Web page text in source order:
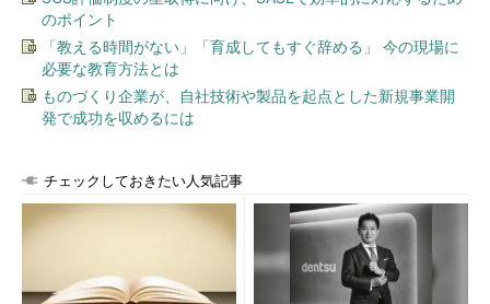
シアティブ 根岸征
史氏
から取り上げられるようになってきた「ネット
ワーク機器やセキュリティ機器の脆弱（ぜいじ
ゃく）性」の問題だ。
において「搭載ソフトウェアにバックドアが存
在する」という事実が発覚したことに触れ、
「機器のユーザーは根本対策を打ちようがない
にも関わらず、バックドアの存在を知っている人間がどこかにい
るという、何とも気持ち悪い状況だ」と現状を説明する。
のポイント
「教える時間がない」「育成してもすぐ辞める」 今の現場に
必要な教育方法とは
ものづくり企業が、自社技術や製品を起点とした新規事業開
発で成功を収めるには
チェックしておきたい人気記事